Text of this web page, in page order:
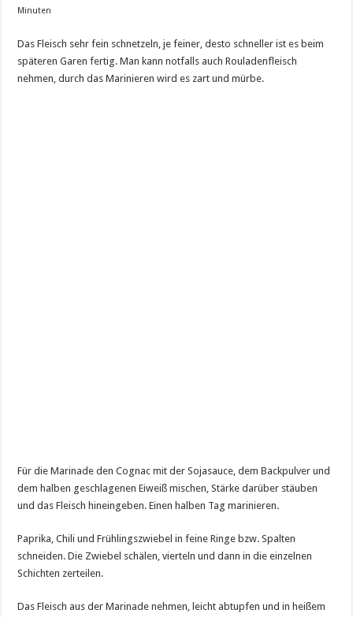
Minuten
Das Fleisch sehr fein schnetzeln, je feiner, desto schneller ist es beim
späteren Garen fertig. Man kann notfalls auch Rouladenfleisch
nehmen, durch das Marinieren wird es zart und mürbe.
Für die Marinade den Cognac mit der Sojasauce, dem Backpulver und
dem halben geschlagenen Eiweiß mischen, Stärke darüber stäuben
und das Fleisch hineingeben. Einen halben Tag marinieren.
Paprika, Chili und Frühlingszwiebel in feine Ringe bzw. Spalten
schneiden. Die Zwiebel schälen, vierteln und dann in die einzelnen
Schichten zerteilen.
Das Fleisch aus der Marinade nehmen, leicht abtupfen und in heißem